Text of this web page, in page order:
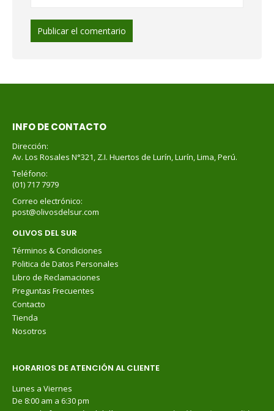
INFO DE CONTACTO
Dirección:
Av. Los Rosales N°321, Z.I. Huertos de Lurín, Lurín, Lima, Perú.
Teléfono:
(01) 717 7979
Correo electrónico:
post@olivosdelsur.com
OLIVOS DEL SUR
Términos & Condiciones
Politica de Datos Personales
Libro de Reclamaciones
Preguntas Frecuentes
Contacto
Tienda
Nosotros
HORARIOS DE ATENCIÓN AL CLIENTE
Lunes a Viernes
De 8:00 am a 6:30 pm